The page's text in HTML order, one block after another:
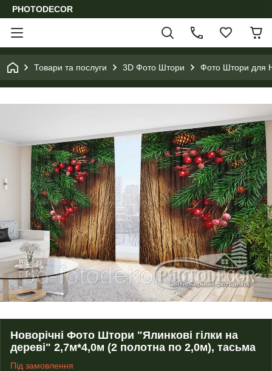
PHOTODECOR
Товари та послуги 3D Фото Штори Фото Штори для
Новорічні Фото Штори "Ялинкові гілки на
дереві" 2,7м*4,0м (2 полотна по 2,0м), тасьма
Під замовлення